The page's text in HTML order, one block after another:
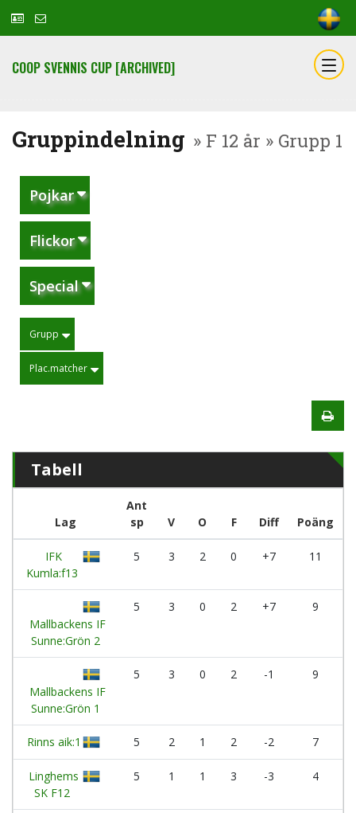
COOP SVENNIS CUP [ARCHIVED]
Gruppindelning » F 12 år » Grupp 1
Pojkar
Flickor
Special
Grupp
Plac.matcher
Tabell
Lag
Ant
sp
V O F Diff Poäng
IFK
Kumla:f13
5 3 2 0 +7 11
Mallbackens IF
Sunne:Grön 2
5 3 0 2 +7 9
Mallbackens IF
Sunne:Grön 1
5 3 0 2 -1 9
Rinns aik:1 5 2 1 2 -2 7
Linghems
SK F12
5 1 1 3 -3 4